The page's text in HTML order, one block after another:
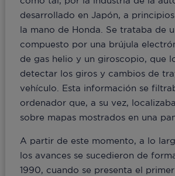
desarrollado en Japón, a
la mano de Honda. Se trataba de
compuesto por una brújula
de gas helio y un giroscopio, que
detectar los giros y cambios de
vehículo. Esta información se
ordenador que, a su vez,
sobre mapas mostrados en una
A partir de este momento, a lo
los avances se sucedieron de
1990, cuando se presenta el